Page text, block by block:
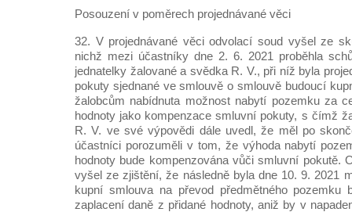
Posouzení v poměrech projednávané věci
32. V projednávané věci odvolací soud vyšel ze
nichž mezi účastníky dne 2. 6. 2021 proběhla
jednatelky žalované a svědka R. V., při níž byla
pokuty sjednané ve smlouvě o smlouvě budoucí
žalobcům nabídnuta možnost nabytí pozemku za
hodnoty jako kompenzace smluvní pokuty, s čímž
R. V. ve své výpovědi dále uvedl, že měl po
účastníci porozuměli v tom, že výhoda nabytí
hodnoty bude kompenzována vůči smluvní pokutě.
vyšel ze zjištění, že následně byla dne 10. 9. 2021
kupní smlouva na převod předmětného pozemku
zaplacení daně z přidané hodnoty, aniž by v